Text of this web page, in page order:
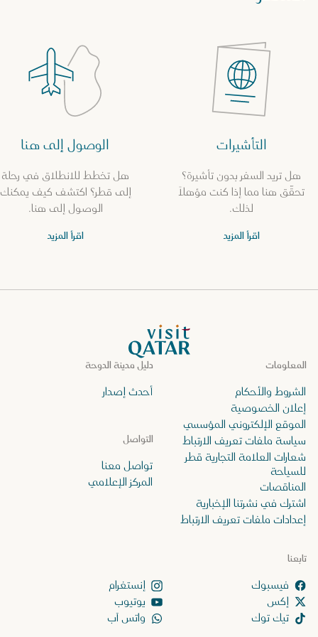
التأشيرات
هل تريد السفر بدون تأشيرة؟
تحقّق هنا مما إذا كنت مؤهلاً
لذلك.
اقرأ المزيد
الوصول إلى هنا
هل تخطط للانطلاق في رحلة
إلى قطر؟ اكتشف كيف يمكنك
الوصول إلى هنا.
اقرأ المزيد
الصفحة الرئيسية لموقع VisitQatar
دليل مدينة الدوحة
أحدث إصدار
تابعنا
إنستغرام
إكس
يوتيوب
تيك توك
واتس آب
التواصل
تواصل معنا
المركز الإعلامي
المعلومات
الشروط والأحكام
إعلان الخصوصية
الموقع الإلكتروني المؤسسي
سياسة ملفات تعريف الارتباط
شعارات العلامة التجارية قطر
للسياحة
المناقصات
اشترك في نشرتنا الإخبارية
إعدادات ملفات تعريف الارتباط